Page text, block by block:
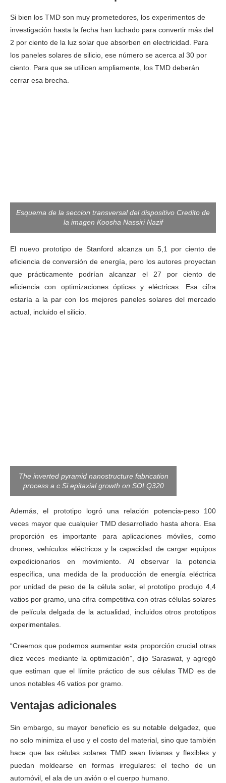
Si bien los TMD son muy prometedores, los experimentos de
investigación hasta la fecha han luchado para convertir más del
2 por ciento de la luz solar que absorben en electricidad. Para
los paneles solares de silicio, ese número se acerca al 30 por
ciento. Para que se utilicen ampliamente, los TMD deberán
cerrar esa brecha.
Esquema de la seccion transversal del dispositivo Credito de
la imagen Koosha Nassiri Nazif
El nuevo prototipo de Stanford alcanza un 5,1 por ciento de
eficiencia de conversión de energía, pero los autores proyectan
que prácticamente podrían alcanzar el 27 por ciento de
eficiencia con optimizaciones ópticas y eléctricas. Esa cifra
estaría a la par con los mejores paneles solares del mercado
actual, incluido el silicio.
The inverted pyramid nanostructure fabrication
process a c Si epitaxial growth on SOI Q320
Además, el prototipo logró una relación potencia-peso 100
veces mayor que cualquier TMD desarrollado hasta ahora. Esa
proporción es importante para aplicaciones móviles, como
drones, vehículos eléctricos y la capacidad de cargar equipos
expedicionarios en movimiento. Al observar la potencia
específica, una medida de la producción de energía eléctrica
por unidad de peso de la célula solar, el prototipo produjo 4,4
vatios por gramo, una cifra competitiva con otras células solares
de película delgada de la actualidad, incluidos otros prototipos
experimentales.
“Creemos que podemos aumentar esta proporción crucial otras
diez veces mediante la optimización”, dijo Saraswat, y agregó
que estiman que el límite práctico de sus células TMD es de
unos notables 46 vatios por gramo.
Ventajas adicionales
Sin embargo, su mayor beneficio es su notable delgadez, que
no solo minimiza el uso y el costo del material, sino que también
hace que las células solares TMD sean livianas y flexibles y
puedan moldearse en formas irregulares: el techo de un
automóvil, el ala de un avión o el cuerpo humano.